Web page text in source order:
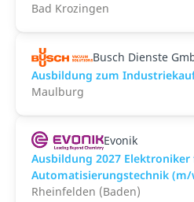
Bad Krozingen
Busch Dienste
Ausbildung zum
Maulburg
Evonik
Ausbildung 2027 Elektroniker
Automatisierungstechnik (m/
Rheinfelden (Baden)